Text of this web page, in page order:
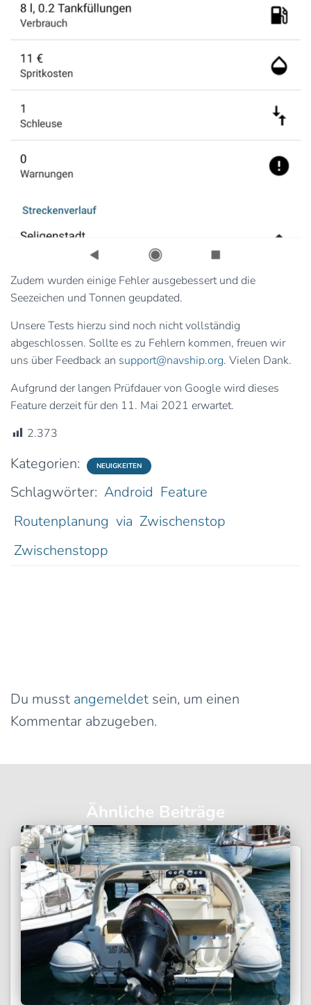
Zudem wurden einige Fehler ausgebessert und die
Seezeichen und Tonnen geupdated.
Unsere Tests hierzu sind noch nicht vollständig
abgeschlossen. Sollte es zu Fehlern kommen, freuen wir
uns über Feedback an support@navship.org. Vielen Dank.
Aufgrund der langen Prüfdauer von Google wird dieses
Feature derzeit für den 11. Mai 2021 erwartet.
2.373
Kategorien: NEUIGKEITEN
Schlagwörter: Android Feature
Routenplanung via Zwischenstop
Zwischenstopp
Du musst angemeldet sein, um einen
Kommentar abzugeben.
Ähnliche Beiträge